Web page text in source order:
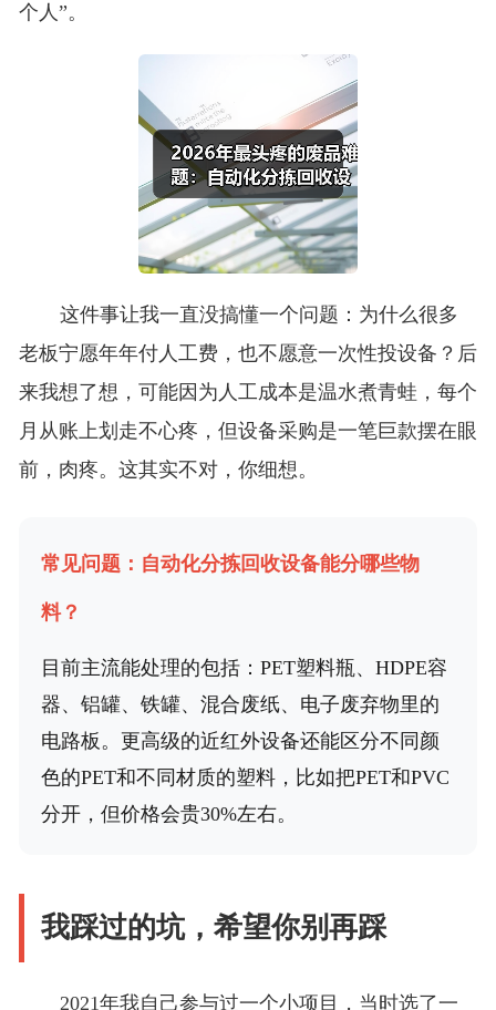
个人”。
这件事让我一直没搞懂一个问题：为什么很多
老板宁愿年年付人工费，也不愿意一次性投设备？后
来我想了想，可能因为人工成本是温水煮青蛙，每个
月从账上划走不心疼，但设备采购是一笔巨款摆在眼
前，肉疼。这其实不对，你细想。
常见问题：自动化分拣回收设备能分哪些物
料？
目前主流能处理的包括：PET塑料瓶、HDPE容
器、铝罐、铁罐、混合废纸、电子废弃物里的
电路板。更高级的近红外设备还能区分不同颜
色的PET和不同材质的塑料，比如把PET和PVC
分开，但价格会贵30%左右。
我踩过的坑，希望你别再踩
2021年我自己参与过一个小项目，当时选了一